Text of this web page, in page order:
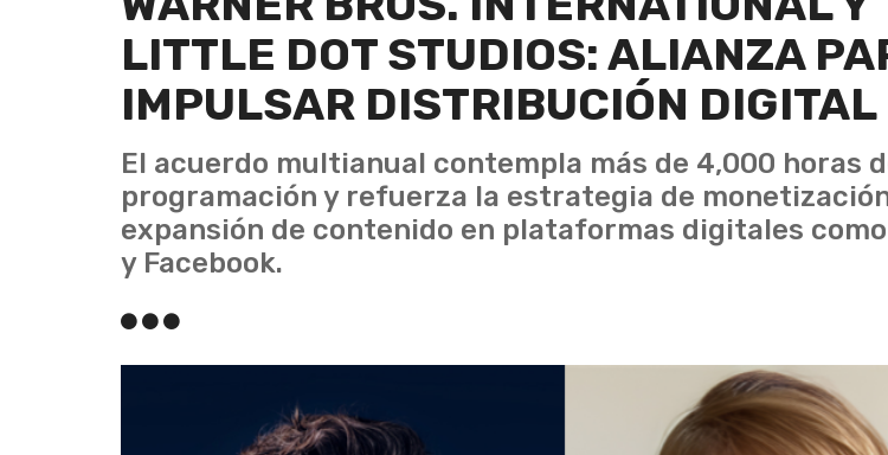
LITTLE DOT STUDIOS: ALIANZA
IMPULSAR DISTRIBUCIÓN DIGITAL
El acuerdo multianual contempla más de 4,000 horas
programación y refuerza la estrategia de
expansión de contenido en plataformas digitales como
y Facebook.